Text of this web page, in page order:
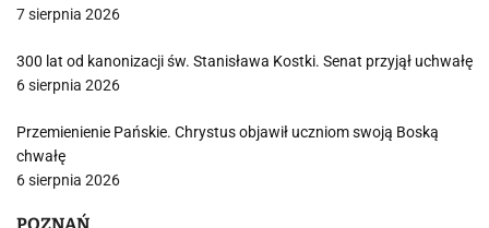
7 sierpnia 2026
300 lat od kanonizacji św. Stanisława Kostki. Senat przyjął uchwałę
6 sierpnia 2026
Przemienienie Pańskie. Chrystus objawił uczniom swoją Boską
chwałę
6 sierpnia 2026